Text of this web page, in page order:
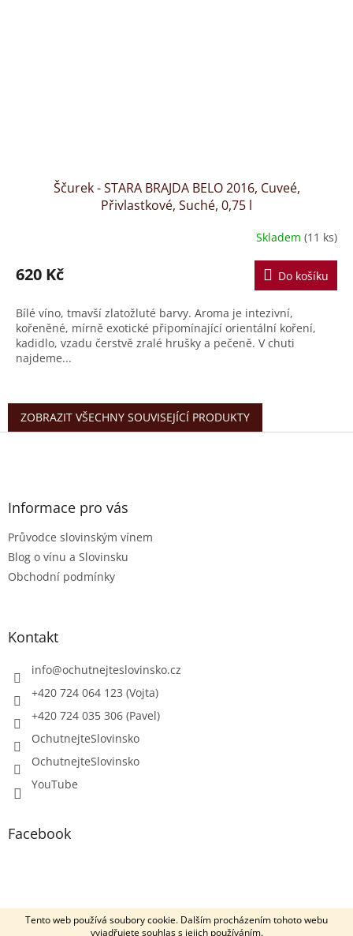
Tento web používá soubory cookie. Dalším procházením tohoto webu
vyjadřujete souhlas s jejich používáním.
Ščurek - STARA BRAJDA BELO 2016, Cuveé,
Přivlastkové, Suché, 0,75 l
Skladem (11 ks)
620 Kč Do košíku
Bílé víno, tmavší zlatožluté barvy. Aroma je intezivní,
kořeněné, mírně exotické připomínající orientální koření,
kadidlo, vzadu čerstvě zralé hrušky a pečeně. V chuti
najdeme...
ZOBRAZIT VŠECHNY SOUVISEJÍCÍ PRODUKTY
Z
Informace pro vás
Průvodce slovinským vínem
Blog o vínu a Slovinsku
Obchodní podmínky
Kontakt
info@ochutnejteslovinsko.cz
+420 724 064 123 (Vojta)
+420 724 035 306 (Pavel)
OchutnejteSlovinsko
OchutnejteSlovinsko
YouTube
Facebook
Copyright 2026OchutnejteSlovinsko.cz. Všechna práva
vyhrazena.